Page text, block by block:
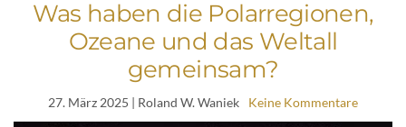
Was haben die Polarregionen,
Ozeane und das Weltall
gemeinsam?
27. März 2025 | Roland W. Waniek Keine Kommentare